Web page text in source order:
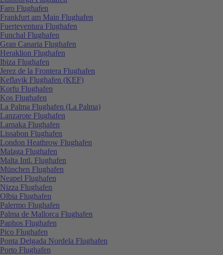
Faro Flughafen
Frankfurt am Main Flughafen
Fuerteventura Flughafen
Funchal Flughafen
Gran Canaria Flughafen
Heraklion Flughafen
Ibiza Flughafen
Jerez de la Frontera Flughafen
Keflavik Flughafen (KEF)
Korfu Flughafen
Kos Flughafen
La Palma Flughafen (La Palma)
Lanzarote Flughafen
Larnaka Flughafen
Lissabon Flughafen
London Heathrow Flughafen
Malaga Flughafen
Malta Intl. Flughafen
München Flughafen
Neapel Flughafen
Nizza Flughafen
Olbia Flughafen
Palermo Flughafen
Palma de Mallorca Flughafen
Paphos Flughafen
Pico Flughafen
Ponta Delgada Nordela Flughafen
Porto Flughafen